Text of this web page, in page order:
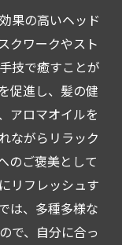
果の高いヘッド
クワークやスト
技で癒すことが
促進し、髪の健
アロマオイルを
ながらリラック
のご褒美として
リフレッシュす
は、多種多様な
で、自分に合っ